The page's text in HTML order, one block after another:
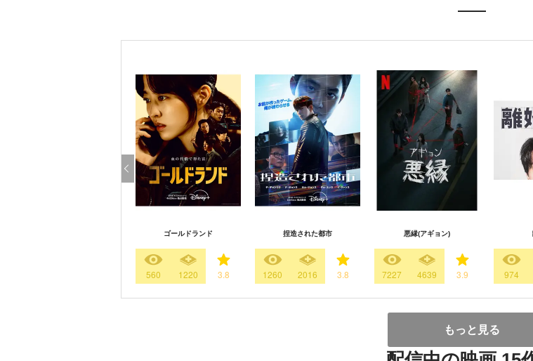
ゴールドランド
560 1220 3.8
捏造された都市
1260 2016 3.8
悪縁(アギョン)
7227 4639 3.9 974
もっと見る